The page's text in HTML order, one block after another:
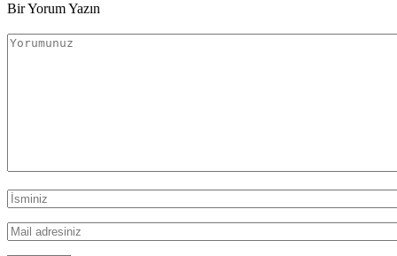
Bir Yorum Yazın